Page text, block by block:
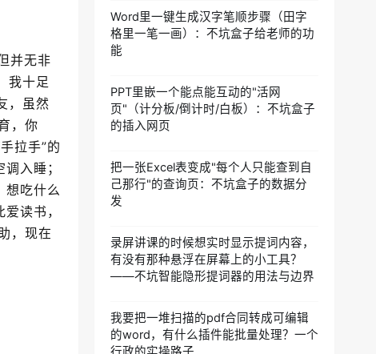
并无非
我十足
，虽然
，你
拉手”的
入睡；
想吃什么
读书，
，现在
Word里一键生成汉字笔顺步骤（田字
格里一笔一画）：不坑盒子给老师的功
能
PPT里嵌一个能点能互动的"活网
页"（计分板/倒计时/白板）：不坑盒子
的插入网页
把一张Excel表变成"每个人只能查到自
己那行"的查询页：不坑盒子的数据分
发
录屏讲课的时候想实时显示提词内容，
有没有那种悬浮在屏幕上的小工具？
——不坑智能隐形提词器的用法与边界
我要把一堆扫描的pdf合同转成可编辑
的word，有什么插件能批量处理？一个